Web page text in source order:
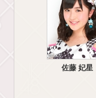
佐藤 妃星